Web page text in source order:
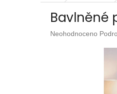
Bavlněné
Průměrné
Neohodnoceno